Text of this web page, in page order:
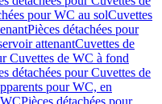
pour WC au solCuvettes
Pièces détachées pour
attenantCuvettes de
Cuvettes de WC à fond
détachées pour Cuvettes de
pour WC, en
Pièces détachées pour